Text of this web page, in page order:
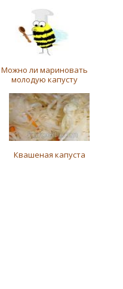
Можно ли мариновать
молодую капусту
Квашеная капуста